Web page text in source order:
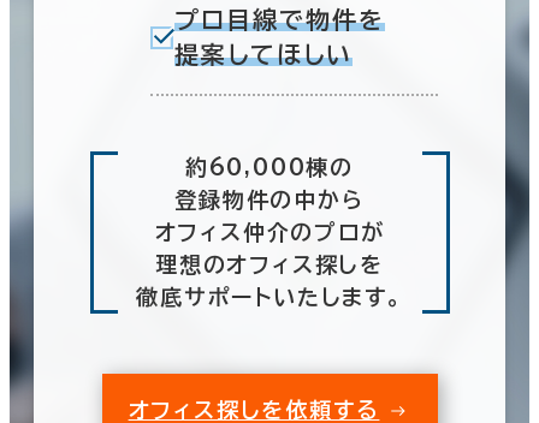
プロ目線で物件を
提案してほしい
約60,000棟の
登録物件の中から
オフィス仲介のプロが
理想のオフィス探しを
徹底サポートいたします。
オフィス探しを依頼する